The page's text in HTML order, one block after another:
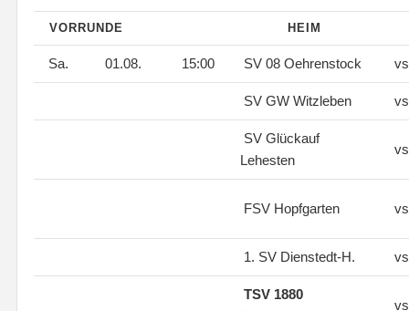
VORRUNDE HEIM
Sa. 01.08. 15:00 SV 08 Oehrenstock
SV GW Witzleben
SV Glückauf
Lehesten
FSV Hopfgarten
1. SV Dienstedt-H.
TSV 1880